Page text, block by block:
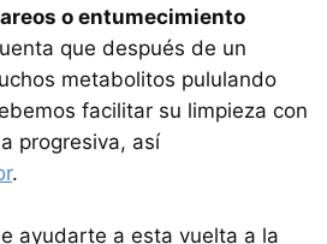
o entumecimiento
que después de un
metabolitos pululando
facilitar su limpieza con
progresiva, así
.
ayudarte a esta vuelta a la